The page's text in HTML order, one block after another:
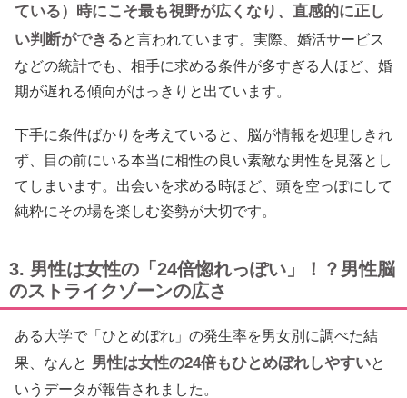
ている）時にこそ最も視野が広くなり、直感的に正し
い判断ができると言われています。実際、婚活サービス
などの統計でも、相手に求める条件が多すぎる人ほど、婚
期が遅れる傾向がはっきりと出ています。
下手に条件ばかりを考えていると、脳が情報を処理しきれ
ず、目の前にいる本当に相性の良い素敵な男性を見落とし
てしまいます。出会いを求める時ほど、頭を空っぽにして
純粋にその場を楽しむ姿勢が大切です。
3. 男性は女性の「24倍惚れっぽい」！？男性脳
のストライクゾーンの広さ
ある大学で「ひとめぼれ」の発生率を男女別に調べた結
果、なんと 男性は女性の24倍もひとめぼれしやすいと
いうデータが報告されました。